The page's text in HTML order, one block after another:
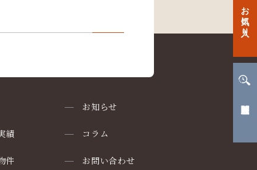
お気に入り
お知らせ
績 コラム
件 お問い合わせ